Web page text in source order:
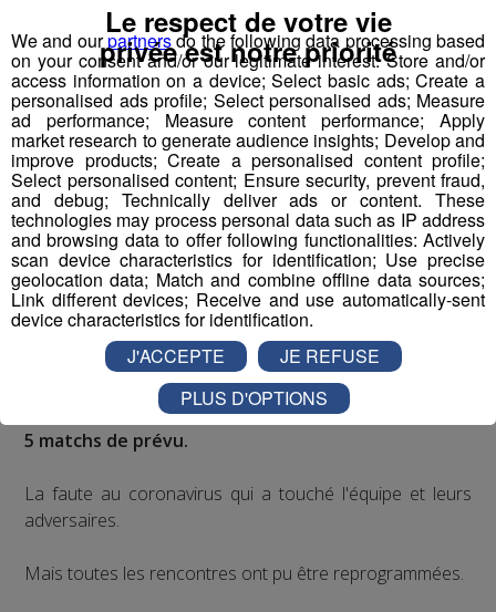
Enfin des matchs de prévus pour le FC Annecy.
Le début de championnat de National a été très
les footballeurs n'ont joué que 2 de leurs
5 matchs de prévu.
La faute au coronavirus qui a touché l'équipe et leurs
adversaires.
Mais toutes les rencontres ont pu être reprogrammées.
We and ourpartnersdo the following data processing based
on your consent and/or our legitimate interest: Store and/or
access information on a device; Select basic ads; Create a
personalised ads profile; Select personalised ads; Measure
ad performance; Measure content performance; Apply
market research to generate audience insights; Develop and
improve products; Create a personalised content profile;
Select personalised content; Ensure security, prevent fraud,
and debug; Technically deliver ads or content. These
technologies may process personal data such as IP address
and browsing data to offer following functionalities: Actively
scan device characteristics for identification; Use precise
geolocation data; Match and combine offline data sources;
Link different devices; Receive and use automatically-sent
device characteristics for identification.
Le respect de votre vie
privée est notre priorité
J'ACCEPTE
JE REFUSE
PLUS D'OPTIONS